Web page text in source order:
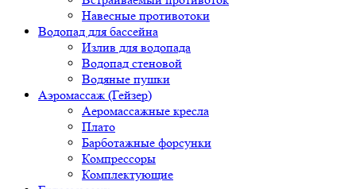
Навесные противотоки
Водопад для бассейна
Излив для водопада
Водопад стеновой
Водяные пушки
Аэромассаж (Гейзер)
Аеромассажные кресла
Плато
Барботажные форсунки
Компрессоры
Комплектующие